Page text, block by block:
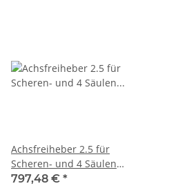
Achsfreiheber 2.5 für
Scheren- und 4 Säulen
Hebebühnen, WEBER
797,48 € *